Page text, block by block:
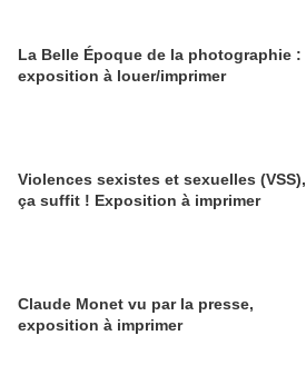
La Belle Époque de la photographie :
exposition à louer/imprimer
Violences sexistes et sexuelles (VSS),
ça suffit ! Exposition à imprimer
Claude Monet vu par la presse,
exposition à imprimer